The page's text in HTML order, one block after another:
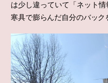
は少し違っていて「ネット
寒具で膨らんだ自分のバック